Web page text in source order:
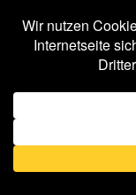
Veröffentlicht unter
Mera Luna
Veröffentlicht am22.